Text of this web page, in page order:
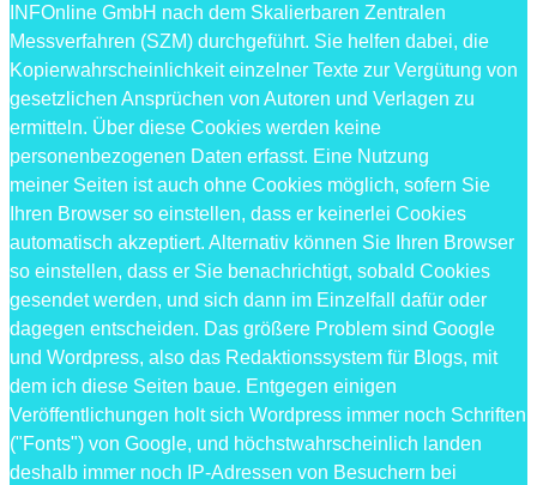
INFOnline GmbH nach dem Skalierbaren Zentralen
Messverfahren (SZM) durchgeführt. Sie helfen dabei, die
Kopierwahrscheinlichkeit einzelner Texte zur Vergütung von
gesetzlichen Ansprüchen von Autoren und Verlagen zu
ermitteln. Über diese Cookies werden keine
personenbezogenen Daten erfasst. Eine Nutzung
meiner Seiten ist auch ohne Cookies möglich, sofern Sie
Ihren Browser so einstellen, dass er keinerlei Cookies
automatisch akzeptiert. Alternativ können Sie Ihren Browser
so einstellen, dass er Sie benachrichtigt, sobald Cookies
gesendet werden, und sich dann im Einzelfall dafür oder
dagegen entscheiden. Das größere Problem sind Google
und Wordpress, also das Redaktionssystem für Blogs, mit
dem ich diese Seiten baue. Entgegen einigen
Veröffentlichungen holt sich Wordpress immer noch Schriften
("Fonts") von Google, und höchstwahrscheinlich landen
deshalb immer noch IP-Adressen von Besuchern bei